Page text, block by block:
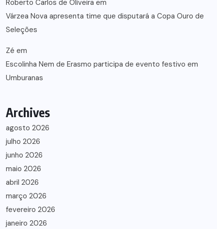
Roberto Carlos de Oliveira em
Várzea Nova apresenta time que disputará a Copa Ouro de
Seleções
Zé em
Escolinha Nem de Erasmo participa de evento festivo em
Umburanas
Archives
agosto 2026
julho 2026
junho 2026
maio 2026
abril 2026
março 2026
fevereiro 2026
janeiro 2026